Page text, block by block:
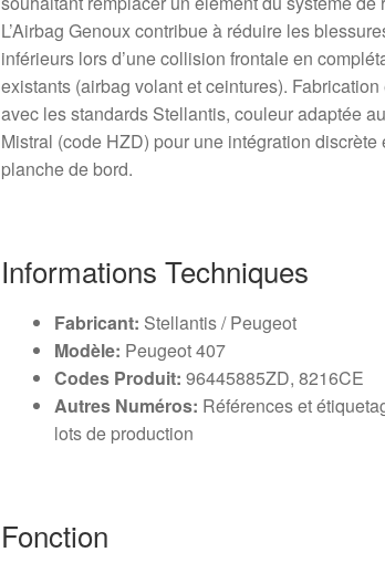
L’Airbag Genoux contribue à réduire les
inférieurs lors d’une collision frontale en
existants (airbag volant et ceintures).
avec les standards Stellantis, couleur adaptée
Mistral (code HZD) pour une intégration
planche de bord.
Informations Techniques
Fabricant: Stellantis / Peugeot
Modèle: Peugeot 407
Codes Produit: 96445885ZD, 8216CE
Autres Numéros: Références et
lots de production
Fonction